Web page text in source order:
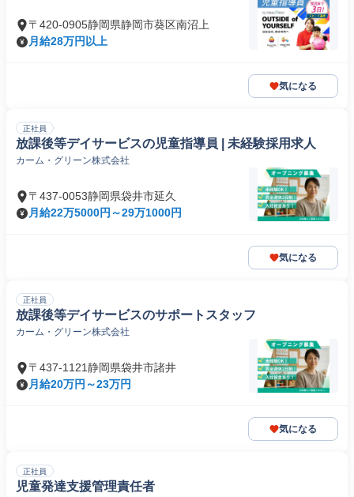
〒420-0905静岡県静岡市葵区南沼上
月給28万円以上
気になる
正社員
放課後等デイサービスの児童指導員 | 未経験採用求人
カーム・グリーン株式会社
〒437-0053静岡県袋井市延久
月給22万5000円～29万1000円
気になる
正社員
放課後等デイサービスのサポートスタッフ
カーム・グリーン株式会社
〒437-1121静岡県袋井市諸井
月給20万円～23万円
気になる
正社員
児童発達支援管理責任者